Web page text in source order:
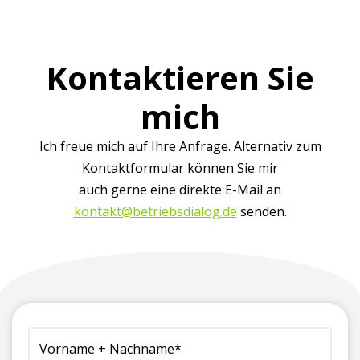
Kontaktieren Sie
mich
Ich freue mich auf Ihre Anfrage. Alternativ zum
Kontaktformular können Sie mir
auch gerne eine direkte E-Mail an
kontakt@betriebsdialog.de senden.
Vorname
Nachname*
Firma
Telefonnummer
Rückfragen)*
E-
(erforderlich)
Ihre
(erforderlich)